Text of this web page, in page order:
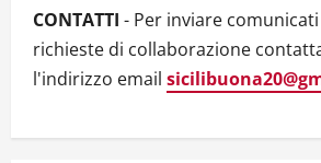
su
Facebook.
direttore
della
comunicazione:
CONTATTI - Per inviare
richieste di collaborazione
l'indirizzo email